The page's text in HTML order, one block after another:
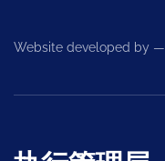
Website developed by —